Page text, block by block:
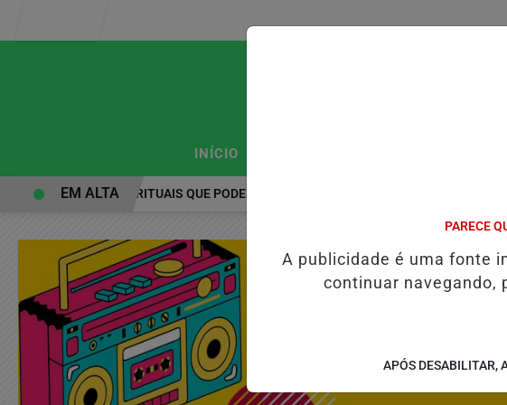
INÍCIO
PRÁTICAS ESPIRITUAIS QUE PODEM FORTALECER A SAÚDE MENTAL E RESTAURAR
EM ALTA
PARECE
A publicidade é uma fonte
continuar navegando,
APÓS DESABILITAR,